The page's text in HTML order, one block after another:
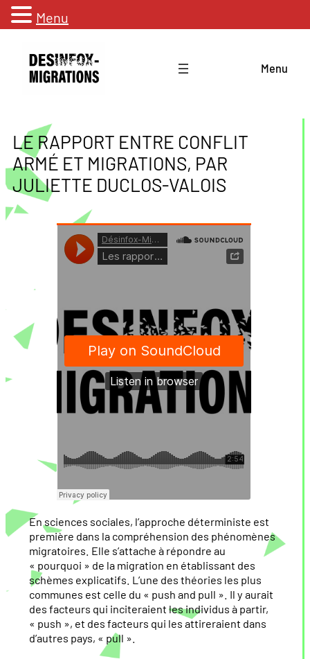
contenu
Menu
LE RAPPORT ENTRE CONFLIT
ARMÉ ET MIGRATIONS, PAR
JULIETTE DUCLOS-VALOIS
En sciences sociales, l’approche déterministe est
première dans la compréhension des phénomènes
migratoires. Elle s’attache à répondre au
« pourquoi » de la migration en établissant des
schèmes explicatifs. L’une des théories les plus
communes est celle du « push and pull ». Il y aurait
des facteurs qui inciteraient les individus à partir,
« push », et des facteurs qui les attireraient dans
d’autres pays, « pull ».
Menu